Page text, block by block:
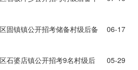
固镇镇公开招考储备村级后备
06-17
石婆店镇公开招考9名村级后
05-29